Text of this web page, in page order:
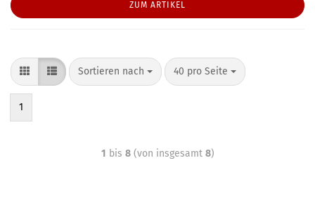
ZUM ARTIKEL
Sortieren nach 40 pro Seite
1
1 bis 8(von insgesamt 8)